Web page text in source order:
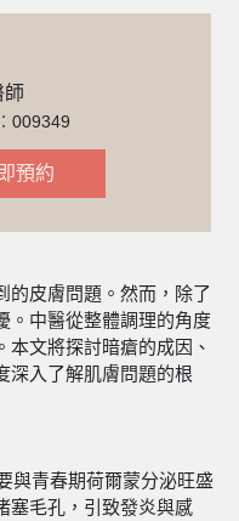
師
預約
的皮膚問題。然而，除了
。中醫從整體調理的角度
文將探討暗瘡的成因、
深入了解肌膚問題的根
與青春期荷爾蒙分泌旺盛
塞毛孔，引致發炎與感